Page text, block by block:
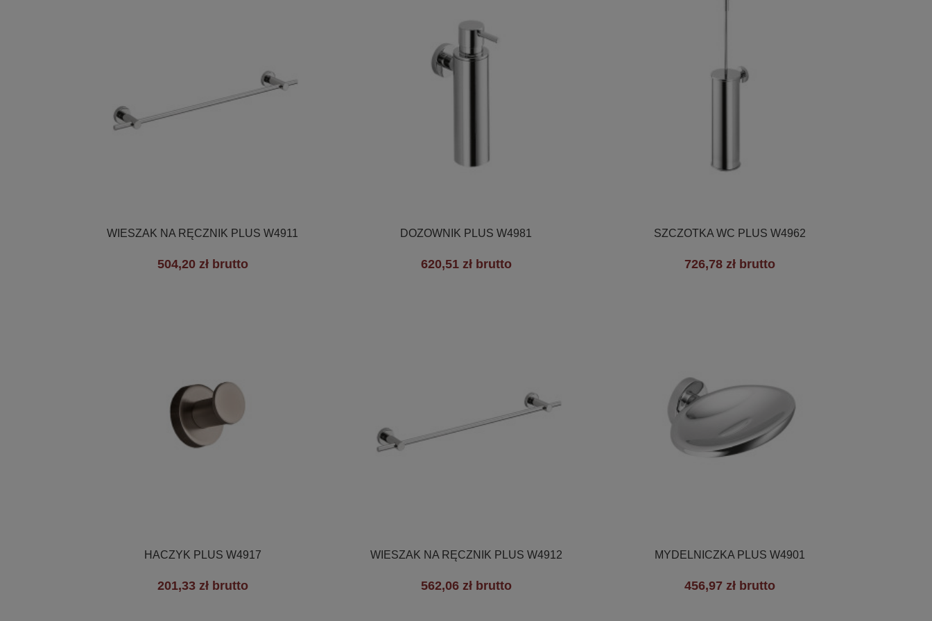
Szybki podgląd
WIESZAK NA RĘCZNIK PLUS W4911
504,20 zł brutto
Szybki podgląd
DOZOWNIK PLUS W4981
620,51 zł brutto
Szybki podgląd
SZCZOTKA WC PLUS W4962
726,78 zł brutto
Szybki podgląd
HACZYK PLUS W4917
201,33 zł brutto
Szybki podgląd
WIESZAK NA RĘCZNIK PLUS W4912
562,06 zł brutto
Szybki podgląd
MYDELNICZKA PLUS W4901
456,97 zł brutto